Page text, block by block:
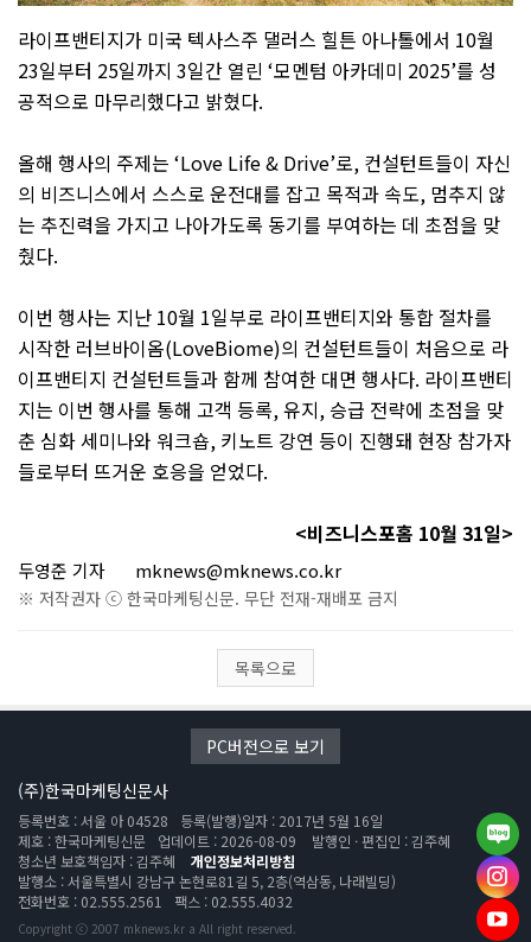
라이프밴티지가 미국 텍사스주 댈러스 힐튼 아나톨에서 10월
23일부터 25일까지 3일간 열린 ‘모멘텀 아카데미 2025’를 성
공적으로 마무리했다고 밝혔다.
올해 행사의 주제는 ‘Love Life & Drive’로, 컨설턴트들이 자신
의 비즈니스에서 스스로 운전대를 잡고 목적과 속도, 멈추지 않
는 추진력을 가지고 나아가도록 동기를 부여하는 데 초점을 맞
췄다.
이번 행사는 지난 10월 1일부로 라이프밴티지와 통합 절차를
시작한 러브바이옴(LoveBiome)의 컨설턴트들이 처음으로 라
이프밴티지 컨설턴트들과 함께 참여한 대면 행사다. 라이프밴티
지는 이번 행사를 통해 고객 등록, 유지, 승급 전략에 초점을 맞
춘 심화 세미나와 워크숍, 키노트 강연 등이 진행돼 현장 참가자
들로부터 뜨거운 호응을 얻었다.
<비즈니스포홈 10월 31일>
두영준 기자 mknews@mknews.co.kr
※ 저작권자 ⓒ 한국마케팅신문. 무단 전재-재배포 금지
목록으로
PC버전으로 보기
(주)한국마케팅신문사
등록번호 : 서울 아 04528
등록(발행)일자 : 2017년 5월 16일
제호 : 한국마케팅신문
업데이트 : 2026-08-09
발행인 · 편집인 : 김주혜
청소년 보호책임자 : 김주혜
개인정보처리방침
발행소 : 서울특별시 강남구 논현로81길 5, 2층(역삼동, 나래빌딩)
전화번호 : 02.555.2561
팩스 : 02.555.4032
Copyright ⓒ 2007 mknews.kr a All right reserved.